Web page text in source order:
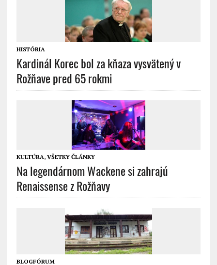
HISTÓRIA
Kardinál Korec bol za kňaza vysvätený v
Rožňave pred 65 rokmi
KULTÚRA, VŠETKY ČLÁNKY
Na legendárnom Wackene si zahrajú
Renaissense z Rožňavy
BLOGFÓRUM